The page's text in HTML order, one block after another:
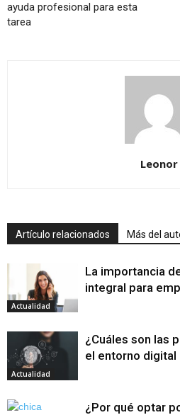
ayuda profesional para esta
tarea
Leonor
Artículo relacionados Más del
Actualidad
La importancia
integral para
Actualidad
¿Cuáles son las
el entorno digital
¿Por qué optar